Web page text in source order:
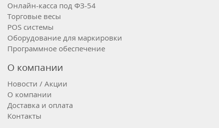
Онлайн-касса под ФЗ-54
Торговые весы
POS системы
Оборудование для маркировки
Программное обеспечение
О компании
Новости / Акции
О компании
Доставка и оплата
Контакты